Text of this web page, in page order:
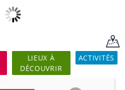
LIEUX À
DÉCOUVRIR
ACTIVITÉS